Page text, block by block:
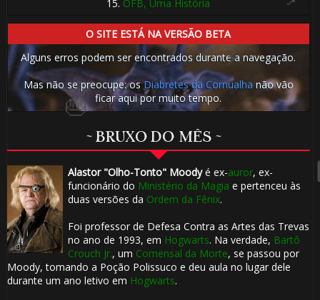
15. OFB, Uma História
O SITE ESTÁ NA VERSÃO BETA
Alguns erros podem ser encontrados durante a navegação.
Mas não se preocupe: osDiabretes da Cornualha não vão
ficar aqui por muito tempo.
~ BRUXO DO MÊS ~
Alastor "Olho-Tonto" Moodyé ex-auror, ex-
funcionário do Ministério da Magia e pertenceu às
duas versões da Ordem da Fênix.
Foi professor de Defesa Contra as Artes das Trevas
no ano de 1993, em Hogwarts. Na verdade, Bartô
Crouch Jr., um Comensal da Morte, se passou por
Moody, tomando a Poção Polissuco e deu aula no lugar dele
durante um ano letivo em Hogwarts.
🎂
🎂